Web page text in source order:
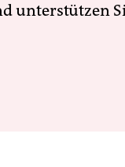
unterstützen